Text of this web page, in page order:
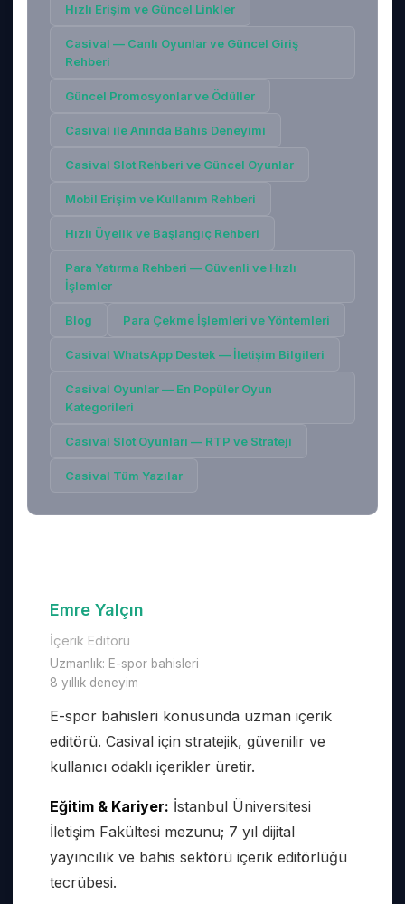
Hızlı Erişim ve Güncel Linkler
Casival — Canlı Oyunlar ve Güncel Giriş
Rehberi
Güncel Promosyonlar ve Ödüller
Casival ile Anında Bahis Deneyimi
Casival Slot Rehberi ve Güncel Oyunlar
Mobil Erişim ve Kullanım Rehberi
Hızlı Üyelik ve Başlangıç Rehberi
Para Yatırma Rehberi — Güvenli ve Hızlı
İşlemler
Blog Para Çekme İşlemleri ve Yöntemleri
Casival WhatsApp Destek — İletişim Bilgileri
Casival Oyunlar — En Popüler Oyun
Kategorileri
Casival Slot Oyunları — RTP ve Strateji
Casival Tüm Yazılar
Emre Yalçın
İçerik Editörü
Uzmanlık: E-spor bahisleri
8 yıllık deneyim
E-spor bahisleri konusunda uzman içerik
editörü. Casival için stratejik, güvenilir ve
kullanıcı odaklı içerikler üretir.
Eğitim & Kariyer: İstanbul Üniversitesi
İletişim Fakültesi mezunu; 7 yıl dijital
yayıncılık ve bahis sektörü içerik editörlüğü
tecrübesi.